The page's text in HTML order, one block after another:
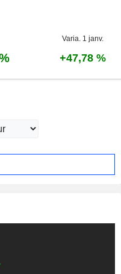
Varia. 1 janv.
+47,78 %